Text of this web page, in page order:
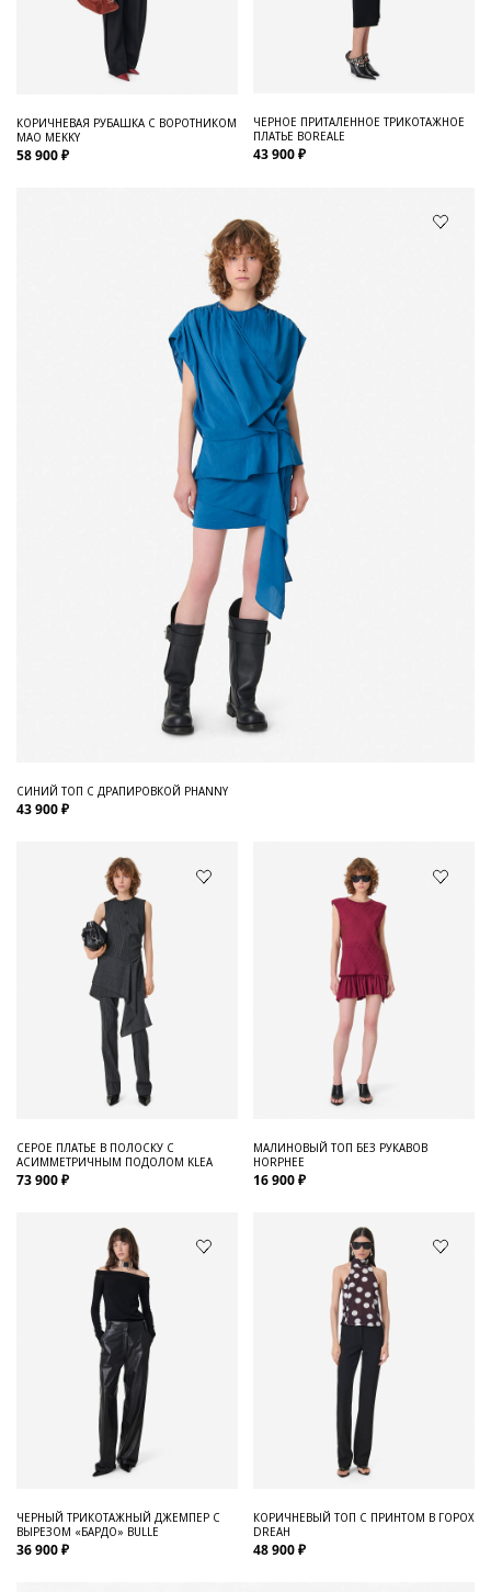
КОРИЧНЕВАЯ РУБАШКА С ВОРОТНИКОМ
МАО MEKKY
58 900 ₽
ЧЕРНОЕ ПРИТАЛЕННОЕ ТРИКОТАЖНОЕ
ПЛАТЬЕ BOREALE
43 900 ₽
СИНИЙ ТОП С ДРАПИРОВКОЙ PHANNY
43 900 ₽
СЕРОЕ ПЛАТЬЕ В ПОЛОСКУ С
АСИММЕТРИЧНЫМ ПОДОЛОМ KLEA
73 900 ₽
МАЛИНОВЫЙ ТОП БЕЗ РУКАВОВ
HORPHEE
16 900 ₽
ЧЕРНЫЙ ТРИКОТАЖНЫЙ ДЖЕМПЕР С
ВЫРЕЗОМ «БАРДО» BULLE
36 900 ₽
КОРИЧНЕВЫЙ ТОП С ПРИНТОМ В ГОРОХ
DREAH
48 900 ₽